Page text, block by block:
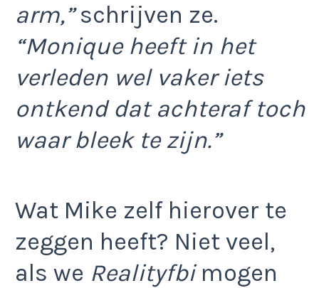
arm,”schrijven ze.
“Monique heeft in het
verleden wel vaker iets
ontkend dat achteraf toch
waar bleek te zijn.”
Wat Mike zelf hierover te
zeggen heeft? Niet veel,
als we Realityfbimogen